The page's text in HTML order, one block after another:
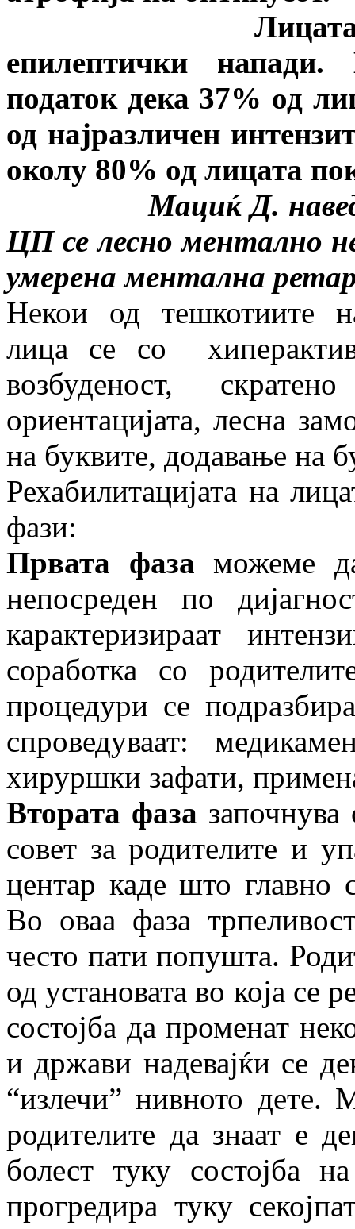
Лицата со ЦП
епилептички
податок дека 37% од
од најразличен
околу 80% од лицата
Мациќ Д. наведува
ЦП се лесно ментално
умерена ментална
Некои од тешкотиите
лица се со
возбуденост,
ориентацијата, лесна
на буквите, додавање на
Рехабилитацијата на
фази:
Првата фаза можеме
непосреден по
карактеризираат
соработка со
процедури се
спроведуваат:
хируршки зафати,
Втората фаза
совет за родителите и
центар каде што главно
Во оваа фаза
често пати попушта.
од установата во која се
состојба да променат
и држави надевајќи се
“излечи” нивното дете.
родителите да знаат е
болест туку состојба
прогредира туку